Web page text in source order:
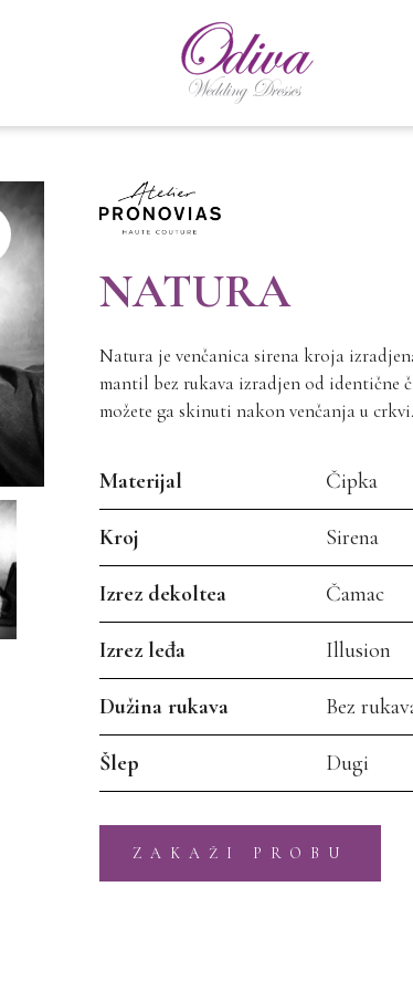
NATURA
Natura je venčanica sirena kroja
mantil bez rukava izradjen od identične
možete ga skinuti nakon venčanja u
Materijal Čipka
Kroj Sirena
Izrez dekoltea Čamac
Izrez leđa Illusion
Dužina rukava Bez
Šlep Dugi
ZAKAŽI PROBU